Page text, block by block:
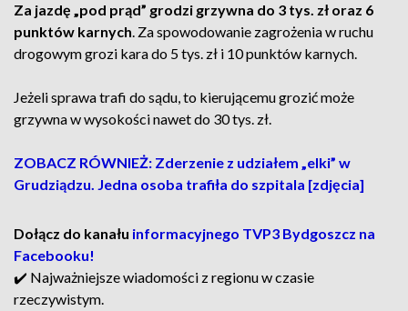
Za jazdę „pod prąd” grodzi grzywna do 3 tys. zł oraz 6
punktów karnych. Za spowodowanie zagrożenia w ruchu
drogowym grozi kara do 5 tys. zł i 10 punktów karnych.
Jeżeli sprawa trafi do sądu, to kierującemu grozić może
grzywna w wysokości nawet do 30 tys. zł.
ZOBACZ RÓWNIEŻ: Zderzenie z udziałem „elki” w
Grudziądzu. Jedna osoba trafiła do szpitala [zdjęcia]
Dołącz do kanału informacyjnego TVP3 Bydgoszcz na
Facebooku!
✔️ Najważniejsze wiadomości z regionu w czasie
rzeczywistym.